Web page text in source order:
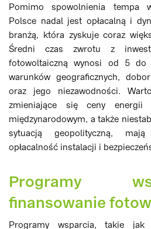
Pomimo spowolnienia tempa
Polsce nadal jest opłacalną i
branżą, która zyskuje coraz
Średni czas zwrotu z
fotowoltaiczną wynosi od 5
warunków geograficznych,
oraz jego niezawodności.
zmieniające się ceny
międzynarodowym, a także
sytuacją geopolityczną,
opłacalność instalacji i
Programy
finansowanie
Programy wsparcia, takie